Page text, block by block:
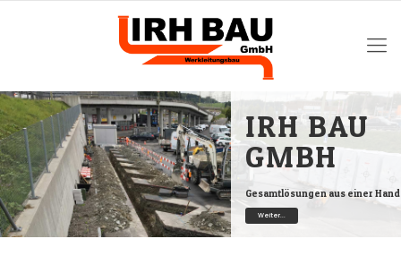
IRH BAU
GMBH
Gesamtlösungen aus einer
Weiter...